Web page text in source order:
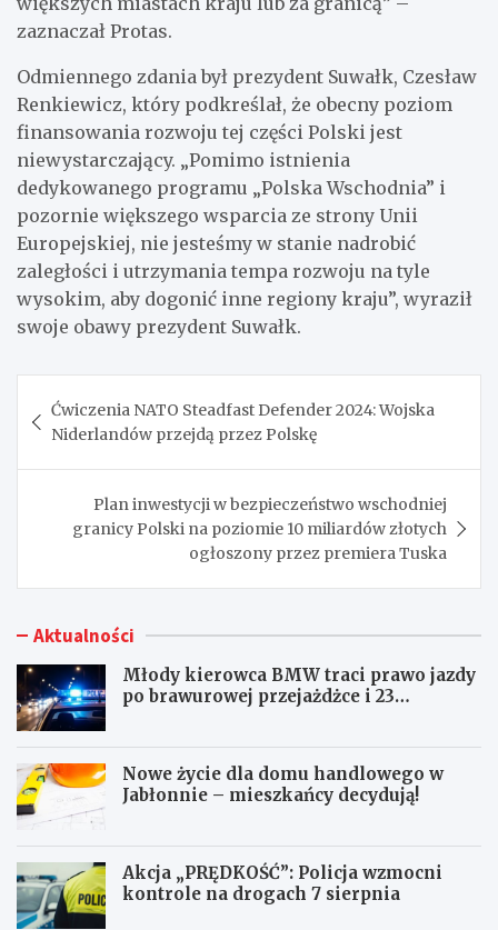
zaznaczał Protas.
Odmiennego zdania był prezydent Suwałk, Czesław
Renkiewicz, który podkreślał, że obecny poziom
finansowania rozwoju tej części Polski jest
niewystarczający. „Pomimo istnienia
dedykowanego programu „Polska Wschodnia” i
pozornie większego wsparcia ze strony Unii
Europejskiej, nie jesteśmy w stanie nadrobić
zaległości i utrzymania tempa rozwoju na tyle
wysokim, aby dogonić inne regiony kraju”, wyraził
swoje obawy prezydent Suwałk.
Nawigacja
wpisu
Ćwiczenia NATO Steadfast Defender 2024: Wojska
Niderlandów przejdą przez Polskę
Plan inwestycji w bezpieczeństwo wschodniej
granicy Polski na poziomie 10 miliardów złotych
ogłoszony przez premiera Tuska
Aktualności
Młody kierowca BMW traci prawo jazdy
po brawurowej przejażdżce i 23
Nowe życie dla domu handlowego w
Jabłonnie – mieszkańcy decydują!
Akcja „PRĘDKOŚĆ”: Policja wzmocni
kontrole na drogach 7 sierpnia